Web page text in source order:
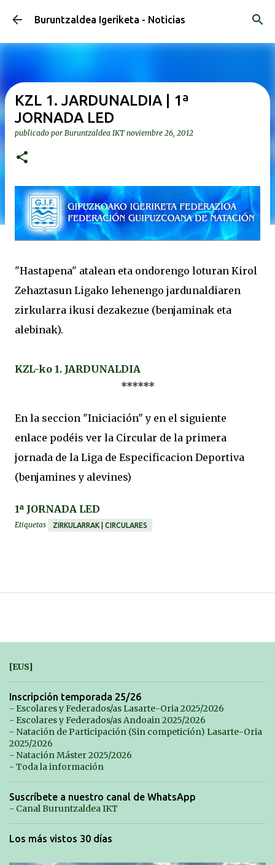
Ir al contenido principal
Buruntzaldea Igeriketa - Noticias
KZL 1. JARDUNALDIA | 1ª
JORNADA LED
publicado por Buruntzaldea IKT noviembre 26, 2012
"Hastapena" atalean eta ondorengo loturan Kirol
Zehaztasun Ligako lehenengo jardunaldiaren
zirkularra ikusi dezakezue (benjaminak eta
alebinak).
KZL-ko 1. JARDUNALDIA
******
En la seccion "Iniciación" y en el siguiente
enlace podéis ver la Circular de la primera
jornada de la Liga de Especificacion Deportiva
(benjamines y alevines)
1ª JORNADA LED
Etiquetas ZIRKULARRAK | CIRCULARES
[EUS]
Inscripción temporada 25/26
- Escolares y Federados/as Lasarte-Oria 2025/2026
- Escolares y Federados/as Andoain 2025/2026
- Natación de Participación (Sin competición) Lasarte-Oria
2025/2026
- Natación Máster 2025/2026
- Toda la información
Suscríbete a nuestro canal de WhatsApp
- Canal Buruntzaldea IKT
Los más vistos 30 días